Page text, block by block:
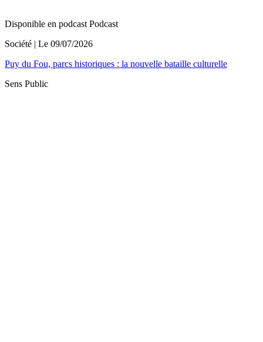
Disponible en podcast Podcast
Société | Le 09/07/2026
Puy du Fou, parcs historiques : la nouvelle bataille culturelle
Sens Public